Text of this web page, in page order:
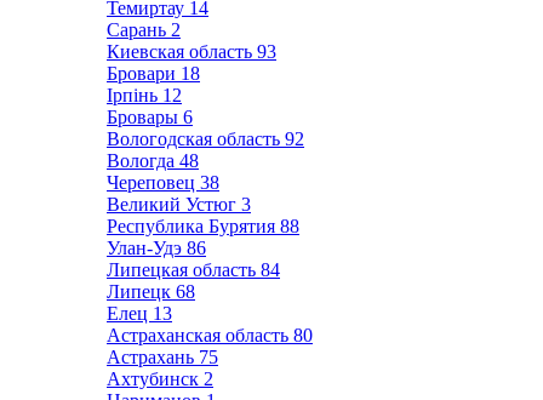
Темиртау 14
Сарань 2
Киевская область 93
Бровари 18
Ірпінь 12
Бровары 6
Вологодская область 92
Вологда 48
Череповец 38
Великий Устюг 3
Республика Бурятия 88
Улан-Удэ 86
Липецкая область 84
Липецк 68
Елец 13
Астраханская область 80
Астрахань 75
Ахтубинск 2